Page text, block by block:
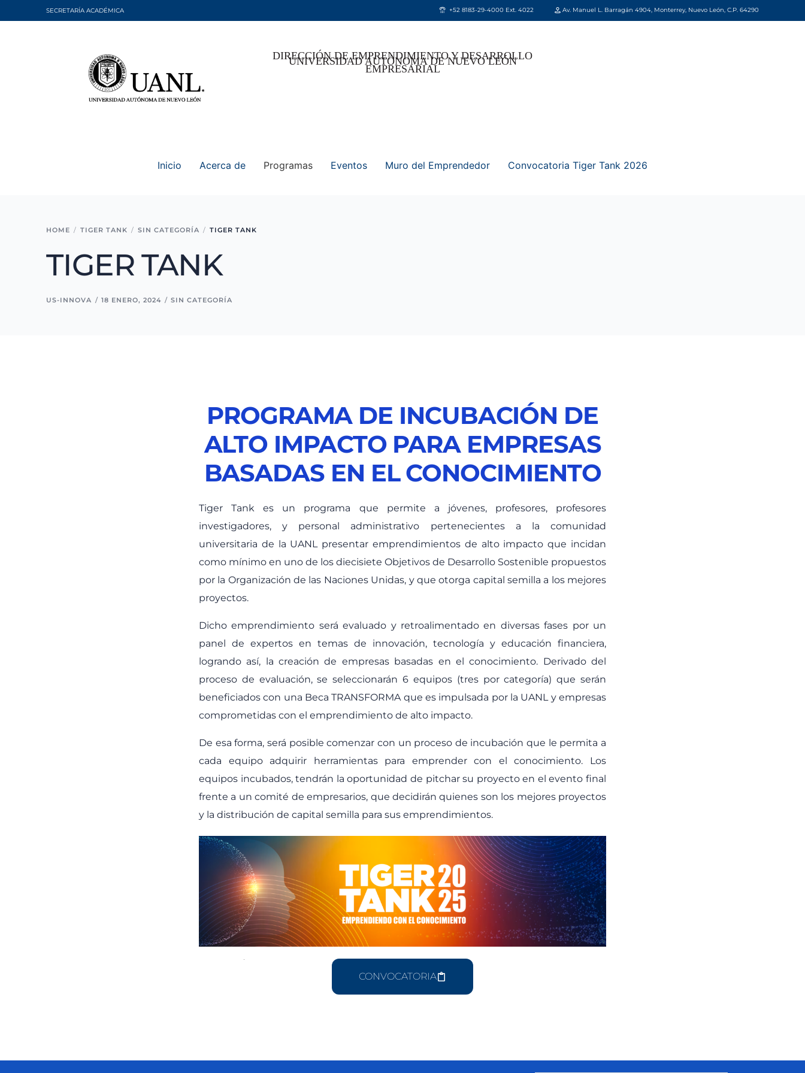
SECRETARÍA ACADÉMICA +52 8183-29-4000 Ext. 4022 Av. Manuel L. Barragán 4904, Monterrey, Nuevo León, C.P. 64290
UNIVERSIDAD AUTÓNOMA DE NUEVO LEÓN
DIRECCIÓN DE EMPRENDIMIENTO Y DESARROLLO
EMPRESARIAL
Inicio Acerca de Programas Eventos Muro del Emprendedor Convocatoria Tiger Tank 2026
HOME TIGER TANK SIN CATEGORÍA TIGER TANK
TIGER TANK
US-INNOVA 18 ENERO, 2024 SIN CATEGORÍA
PROGRAMA DE INCUBACIÓN DE
ALTO IMPACTO PARA EMPRESAS
BASADAS EN EL CONOCIMIENTO
Tiger Tank es un programa que permite a jóvenes, profesores, profesores
investigadores, y personal administrativo pertenecientes a la comunidad
universitaria de la UANL presentar emprendimientos de alto impacto que incidan
como mínimo en uno de los diecisiete Objetivos de Desarrollo Sostenible propuestos
por la Organización de las Naciones Unidas, y que otorga capital semilla a los mejores
proyectos.
Dicho emprendimiento será evaluado y retroalimentado en diversas fases por un
panel de expertos en temas de innovación, tecnología y educación financiera,
logrando así, la creación de empresas basadas en el conocimiento. Derivado del
proceso de evaluación, se seleccionarán 6 equipos (tres por categoría) que serán
beneficiados con una Beca TRANSFORMA que es impulsada por la UANL y empresas
comprometidas con el emprendimiento de alto impacto.
De esa forma, será posible comenzar con un proceso de incubación que le permita a
cada equipo adquirir herramientas para emprender con el conocimiento. Los
equipos incubados, tendrán la oportunidad de pitchar su proyecto en el evento final
frente a un comité de empresarios, que decidirán quienes son los mejores proyectos
y la distribución de capital semilla para sus emprendimientos.
CONVOCATORIA